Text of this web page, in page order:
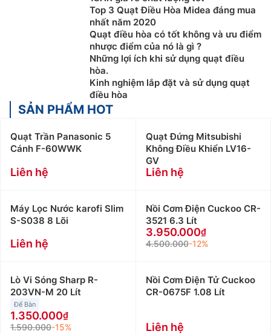
Top 3 Quạt Điều Hòa Midea đáng mua
nhất năm 2020
Quạt điều hòa có tốt không và ưu điểm
nhược điểm của nó là gì ?
Những lợi ích khi sử dụng quạt điều
hòa.
Kinh nghiệm lắp đặt và sử dụng quạt
điều hòa
SẢN PHẨM HOT
Quạt Trần Panasonic 5
Cánh F-60WWK
Liên hệ
Quạt Đứng Mitsubishi
Không Điều Khiển LV16-
GV
Liên hệ
Máy Lọc Nước karofi Slim
S-S038 8 Lõi
Liên hệ
Nồi Cơm Điện Cuckoo CR-
3521 6.3 Lít
3.950.000
4.500.000-12%
Lò Vi Sóng Sharp R-
203VN-M 20 Lít
Để Bàn
1.350.000
1.590.000-15%
Nồi Cơm Điện Tử Cuckoo
CR-0675F 1.08 Lít
Liên hệ